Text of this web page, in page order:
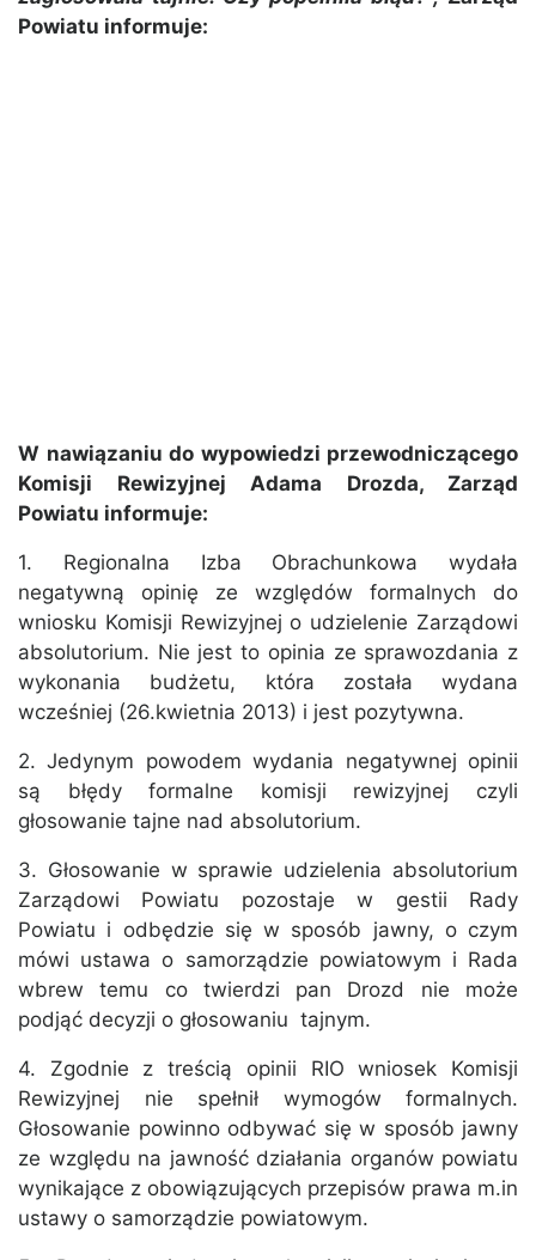
Powiatu informuje:
W nawiązaniu do wypowiedzi przewodniczącego
Komisji Rewizyjnej Adama Drozda, Zarząd
Powiatu informuje:
1. Regionalna Izba Obrachunkowa wydała
negatywną opinię ze względów formalnych do
wniosku Komisji Rewizyjnej o udzielenie Zarządowi
absolutorium. Nie jest to opinia ze sprawozdania z
wykonania budżetu, która została wydana
wcześniej (26.kwietnia 2013) i jest pozytywna.
2. Jedynym powodem wydania negatywnej opinii
są błędy formalne komisji rewizyjnej czyli
głosowanie tajne nad absolutorium.
3. Głosowanie w sprawie udzielenia absolutorium
Zarządowi Powiatu pozostaje w gestii Rady
Powiatu i odbędzie się w sposób jawny, o czym
mówi ustawa o samorządzie powiatowym i Rada
wbrew temu co twierdzi pan Drozd nie może
podjąć decyzji o głosowaniu tajnym.
4. Zgodnie z treścią opinii RIO wniosek Komisji
Rewizyjnej nie spełnił wymogów formalnych.
Głosowanie powinno odbywać się w sposób jawny
ze względu na jawność działania organów powiatu
wynikające z obowiązujących przepisów prawa m.in
ustawy o samorządzie powiatowym.